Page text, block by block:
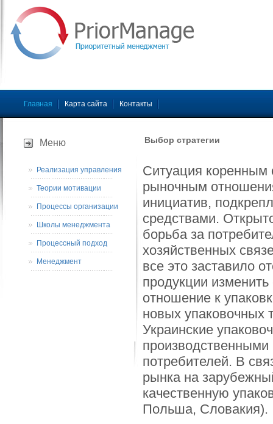
Главная Карта сайта Контакты
Выбор стратегии
Ситуация коренным
рыночным
инициатив,
средствами.
борьба за
хозяйственных
все это заставило
продукции
отношение к
новых упаковочных
Украинские
потребителей. В
рынка на
качественную
Польша, Словакия).
Меню
Реализация управления
Теории мотивации
Процессы организации
Школы менеджмента
Процессный подход
Менеджмент